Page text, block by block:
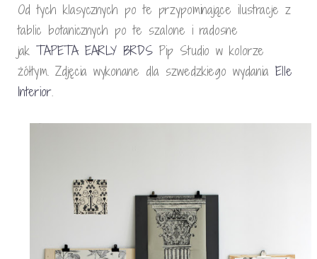
Od tych klasycznych po te przypominające ilustracje z
tablic botanicznych po te szalone i radosne
jak TAPETA EARLY BRDS Pip Studio w kolorze
żółtym. Zdjęcia wykonane dla szwedzkiego wydania Elle
Interior.